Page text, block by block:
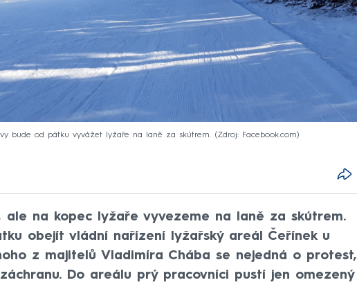
bude od pátku vyvážet lyžaře na laně za skútrem. Zdroj: Facebook.com
ale na kopec lyžaře vyvezeme na laně za skútrem.
obejít vládní nařízení lyžařský areál Čeřínek u
z majitelů Vladimíra Chába se nejedná o protest,
Do areálu prý pracovníci pustí jen omezený